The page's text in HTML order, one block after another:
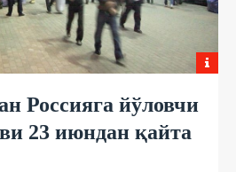
Россияга йўловчи
23 июндан қайта